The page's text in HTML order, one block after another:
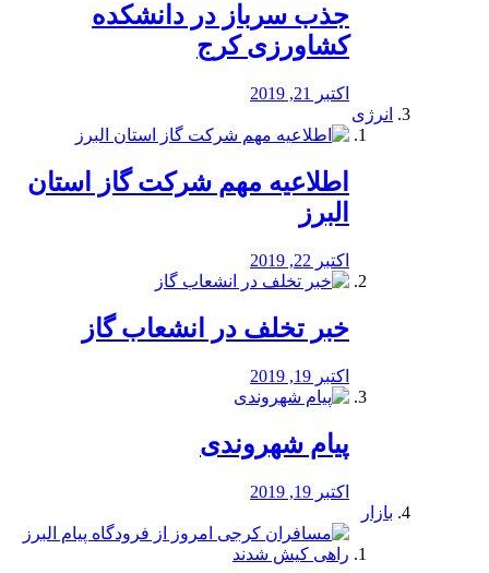
جذب سرباز در دانشکده
کشاورزی کرج
اکتبر 21, 2019
انرژی
️اطلاعیه مهم شرکت گاز استان
البرز
اکتبر 22, 2019
خبر تخلف در انشعاب گاز
اکتبر 19, 2019
پیام شهروندی
اکتبر 19, 2019
بازار